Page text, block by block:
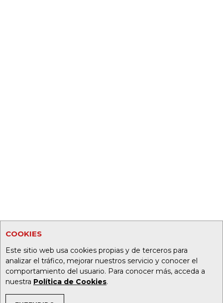
COOKIES
Este sitio web usa cookies propias y de terceros para
analizar el tráfico, mejorar nuestros servicio y conocer el
comportamiento del usuario. Para conocer más, acceda a
nuestra Política de Cookies.